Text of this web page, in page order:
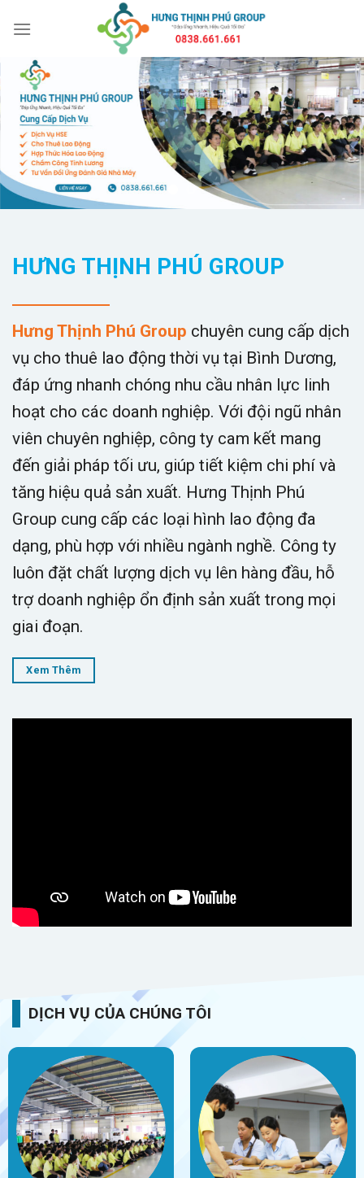
qua
dung
HƯNG THỊNH PHÚ GROUP
Hưng Thịnh Phú Group chuyên cung cấp dịch
vụ cho thuê lao động thời vụ tại Bình Dương,
đáp ứng nhanh chóng nhu cầu nhân lực linh
hoạt cho các doanh nghiệp. Với đội ngũ nhân
viên chuyên nghiệp, công ty cam kết mang
đến giải pháp tối ưu, giúp tiết kiệm chi phí và
tăng hiệu quả sản xuất. Hưng Thịnh Phú
Group cung cấp các loại hình lao động đa
dạng, phù hợp với nhiều ngành nghề. Công ty
luôn đặt chất lượng dịch vụ lên hàng đầu, hỗ
trợ doanh nghiệp ổn định sản xuất trong mọi
giai đoạn.
Xem Thêm
DỊCH VỤ CỦA CHÚNG TÔI